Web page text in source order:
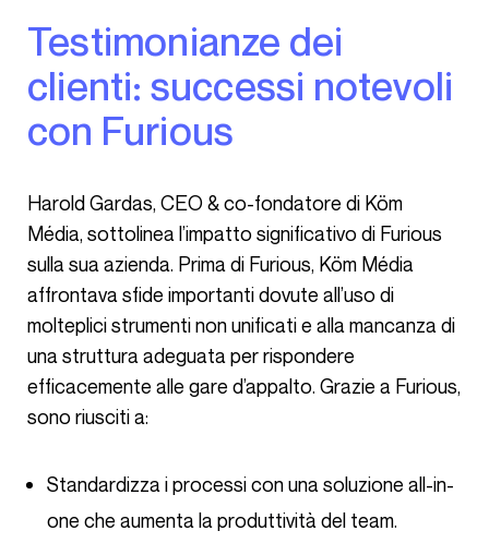
Testimonianze dei
clienti: successi notevoli
con Furious
Harold Gardas, CEO & co-fondatore di Köm
Média, sottolinea l’impatto significativo di Furious
sulla sua azienda. Prima di Furious, Köm Média
affrontava sfide importanti dovute all’uso di
molteplici strumenti non unificati e alla mancanza di
una struttura adeguata per rispondere
efficacemente alle gare d’appalto. Grazie a Furious,
sono riusciti a:
Standardizza i processi con una soluzione all-in-
one che aumenta la produttività del team.